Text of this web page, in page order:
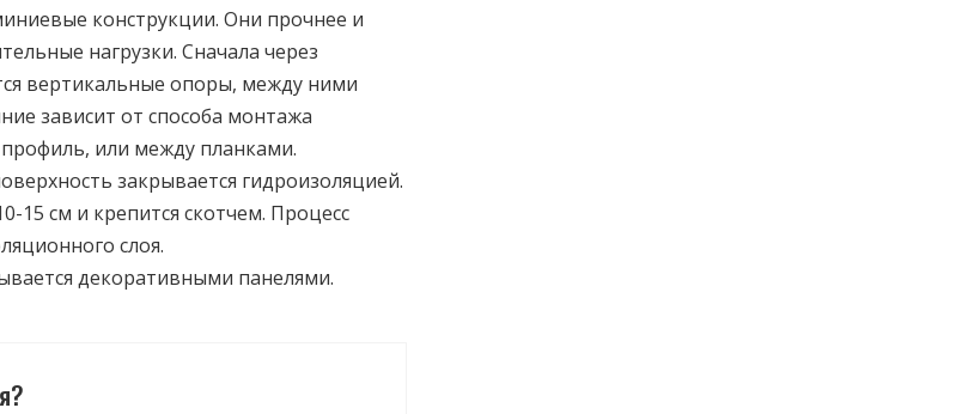
конструкции. Они прочнее и
нагрузки. Сначала через
вертикальные опоры, между ними
зависит от способа монтажа
или между планками.
закрывается гидроизоляцией.
15 см и крепится скотчем. Процесс
слоя.
декоративными панелями.